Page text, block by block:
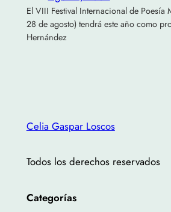
El VIII Festival Internacional de Poesía
28 de agosto) tendrá este año como
Hernández
Celia Gaspar Loscos
Todos los derechos reservados
Categorías